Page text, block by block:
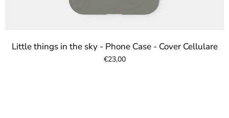
Little things in the sky - Phone Case - Cover Cellulare
€23,00